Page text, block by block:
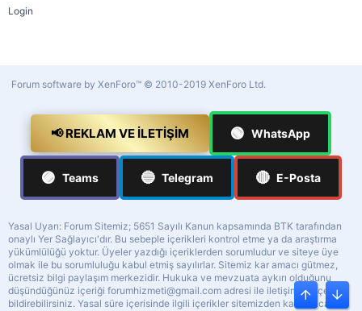
Login
Forum software by XenForo™ © 2010-2019 XenForo Ltd.
📢 REKLAM VE İLETIŞIM 🟢 WhatsApp
🟣 Teams 🔵 Telegram 🔴 E-Posta
Yasal Uyarı: Forum Sitemiz; 5651 Sayılı Kanun kapsamında BTK tarafından
onaylı Yer Sağlayıcı'dır. Bu sebeple içerikleri kontrol etme ya da araştırma
yükümlülüğü yoktur. Üyeler yazdığı içeriklerden sorumludur ve siteye üye
olmak ile bu sorumluluğu kabul etmiş sayılırlar. Sitemiz kar amacı gütmez,
ücretsiz bilgi paylaşım merkezidir. Hukuka ve mevzuata aykırı olduğunu
düşündüğünüz içeriği forumhizmeti@gmail.com adresi ile iletişime geçerek
bildirebilirsiniz. Yasal süre içerisinde ilgili içerikler sitemizden kaldırılacaktır.
Üst Alt